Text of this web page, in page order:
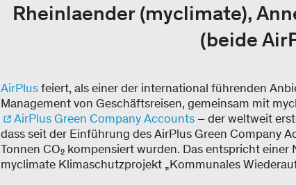
Rheinlaender (myclimate),
(beide
AirPlusfeiert, als einer der international führenden
Management von Geschäftsreisen, gemeinsam mit
AirPlus Green Company Accounts – der weltweit
dass seit der Einführung des AirPlus Green Company
Tonnen CO₂ kompensiert wurden. Das entspricht
myclimate Klimaschutzprojekt „Kommunales